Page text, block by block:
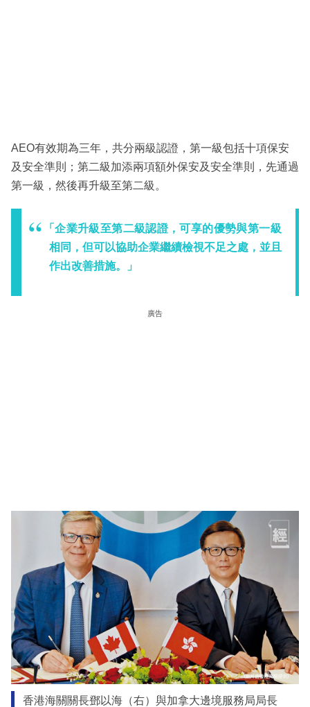
AEO有效期為三年，共分兩級認證，第一級包括十項保安
及安全準則；第二級加添兩項額外保安及安全準則，先通過
第一級，然後再升級至第二級。
「企業升級至第二級認證，可享的優勢與第一級
相同，但可以協助企業繼續檢視不足之處，並且
作出改善措施。」
廣告
香港海關關長鄧以海（右）與加拿大邊境服務局局長